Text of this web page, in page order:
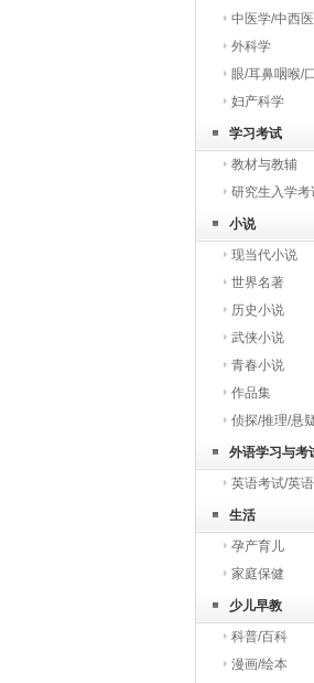
中医学/中西
外科学
眼/耳鼻咽喉/
妇产科学
学习考试
教材与教辅
研究生入学考
小说
现当代小说
世界名著
历史小说
武侠小说
青春小说
作品集
侦探/推理/悬
外语学习与考
英语考试/英
生活
孕产育儿
家庭保健
少儿早教
科普/百科
漫画/绘本